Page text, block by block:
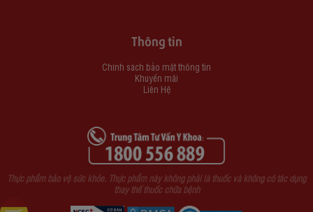
Thông tin
Chính sách bảo mật thông tin
Khuyến mãi
Liên Hệ
Thực phẩm bảo vệ sức khỏe. Thực phẩm này không phải là thuốc và không có tác dụng
thay thế thuốc chữa bệnh